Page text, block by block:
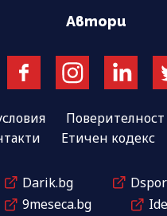
Автори
Поверителност
Етичен кодекс
Darik.bg
9meseca.bg